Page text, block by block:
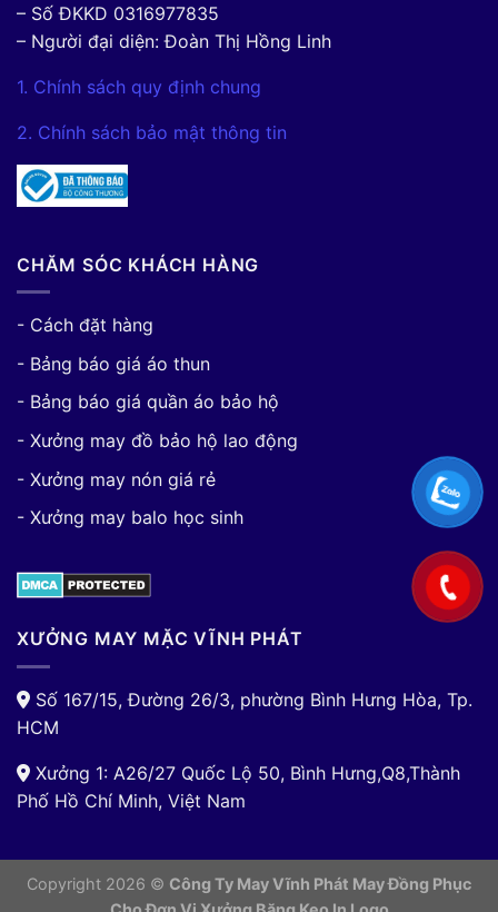
– Số ĐKKD 0316977835
– Người đại diện: Đoàn Thị Hồng Linh
1. Chính sách quy định chung
2. Chính sách bảo mật thông tin
CHĂM SÓC KHÁCH HÀNG
- Cách đặt hàng
- Bảng báo giá áo thun
- Bảng báo giá quần áo bảo hộ
- Xưởng may đồ bảo hộ lao động
- Xưởng may nón giá rẻ
- Xưởng may balo học sinh
XƯỞNG MAY MẶC VĨNH PHÁT
Số 167/15, Đường 26/3, phường Bình Hưng Hòa, Tp.
HCM
Xưởng 1: A26/27 Quốc Lộ 50, Bình Hưng,Q8,Thành
Phố Hồ Chí Minh, Việt Nam
Copyright 2026 © Công Ty May Vĩnh Phát May Đồng Phục